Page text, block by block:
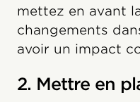
mettez en avant
changements
avoir un impact
2. Mettre en